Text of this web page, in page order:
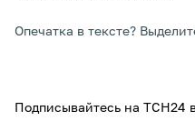
Опечатка в тексте?
Подписывайтесь на ТСН24